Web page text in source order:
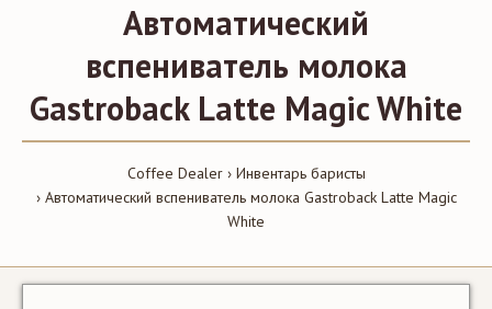
Автоматический
вспениватель молока
Gastroback Latte Magic White
Coffee Dealer
Инвентарь баристы
Автоматический вспениватель молока Gastroback Latte Magic
White